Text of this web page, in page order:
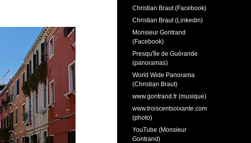
Christian Braut (Facebook)
Christian Braut (Linkedin)
Monsieur Gontrand
(Facebook)
Presqu'île de Guérande
(panoramas)
World Wide Panorama
(Christian Braut)
www.gontrand.fr (musique)
www.troiscentsoixante.com
(photo)
YouTube (Monsieur
Gontrand)